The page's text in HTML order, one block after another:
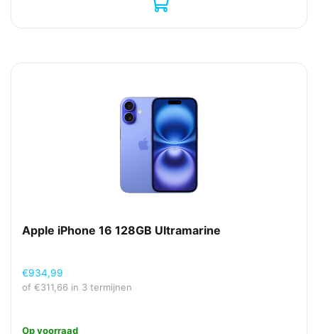
Apple iPhone 16 128GB Ultramarine
€934,99
of €311,66 in 3 termijnen
Op voorraad